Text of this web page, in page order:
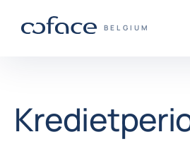
COFACE, FOR
BELGIUM
Terug naar startpagina